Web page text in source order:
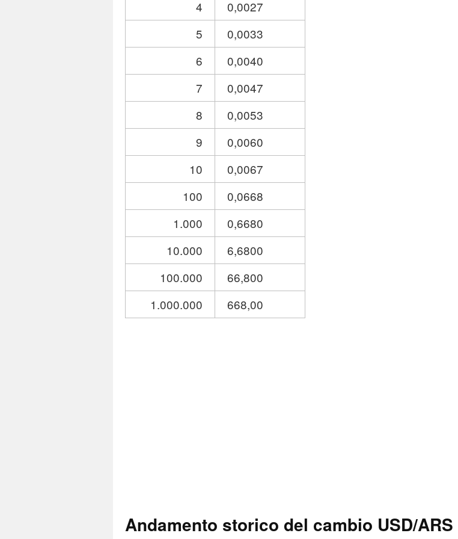
4
0,0027
5
0,0033
6
0,0040
7
0,0047
8
0,0053
9
0,0060
10
0,0067
100
0,0668
1.000
0,6680
10.000
6,6800
100.000
66,800
1.000.000
668,00
Andamento storico del cambio USD/ARS